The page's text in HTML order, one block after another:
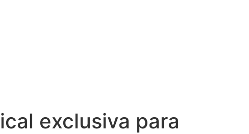
exclusiva para